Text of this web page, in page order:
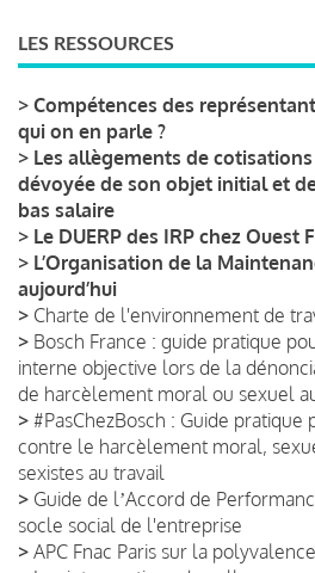
LES RESSOURCES
> Compétences des
qui on en parle ?
> Les allègements de
dévoyée de son objet initial et
bas salaire
> Le DUERP des IRP chez Ouest
> L’Organisation de la
aujourd’hui
> Charte de l'environnement de
> Bosch France : guide pratique
interne objective lors de la
de harcèlement moral ou sexuel
> #PasChezBosch : Guide
contre le harcèlement moral,
sexistes au travail
> Guide de lʼAccord de
socle social de l'entreprise
> APC Fnac Paris sur la polyvalence